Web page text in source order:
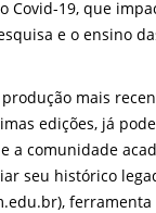
Covid-19, que
e o ensino
mais
edições, já
a comunidade
seu histórico